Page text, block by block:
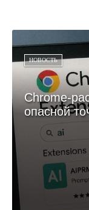
НОВОСТЬ
Chrome-
опасной